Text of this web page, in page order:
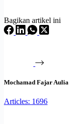
Bagikan artikel ini
Mochamad Fajar Aulia
Articles: 1696